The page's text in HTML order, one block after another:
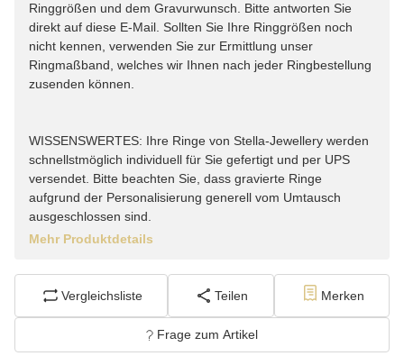
Ringgrößen und dem Gravurwunsch. Bitte antworten Sie
direkt auf diese E-Mail. Sollten Sie Ihre Ringgrößen noch
nicht kennen, verwenden Sie zur Ermittlung unser
Ringmaßband, welches wir Ihnen nach jeder Ringbestellung
zusenden können.
WISSENSWERTES: Ihre Ringe von Stella-Jewellery werden
schnellstmöglich individuell für Sie gefertigt und per UPS
versendet. Bitte beachten Sie, dass gravierte Ringe
aufgrund der Personalisierung generell vom Umtausch
ausgeschlossen sind.
Mehr Produktdetails
Vergleichsliste Teilen Merken
Frage zum Artikel